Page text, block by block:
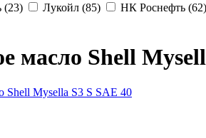
(23)
Лукойл (85) НК Роснефть (62)
масло Shell